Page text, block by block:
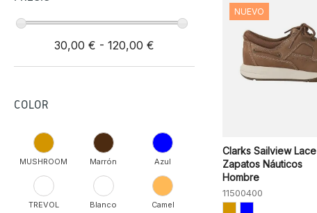
30,00 € - 120,00 €
COLOR
MUSHROOM Marrón Azul
TREVOL Blanco Camel
Clarks Sailview Lace
Zapatos Náuticos
Hombre
11500400
NUEVO